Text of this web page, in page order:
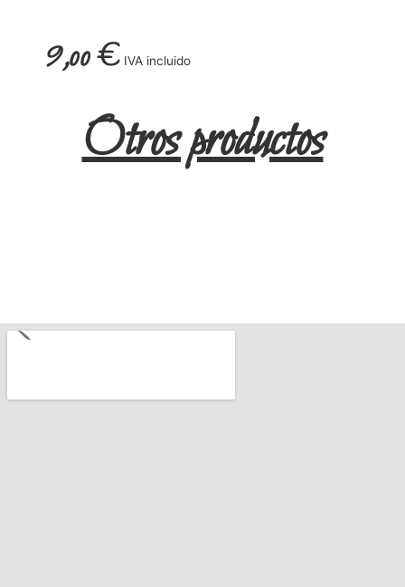
9,00€ IVA incluido
Otros productos